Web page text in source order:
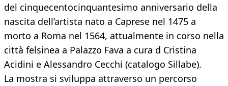
del cinquecentocinquantesimo anniversario della
nascita dell’artista nato a Caprese nel 1475 a
morto a Roma nel 1564, attualmente in corso nella
città felsinea a Palazzo Fava a cura d Cristina
Acidini e Alessandro Cecchi (catalogo Sillabe).
La mostra si sviluppa attraverso un percorso